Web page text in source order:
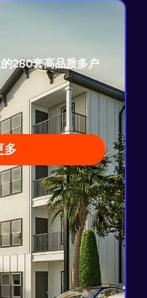
280套高品质多户
多
获批
开发模式
目